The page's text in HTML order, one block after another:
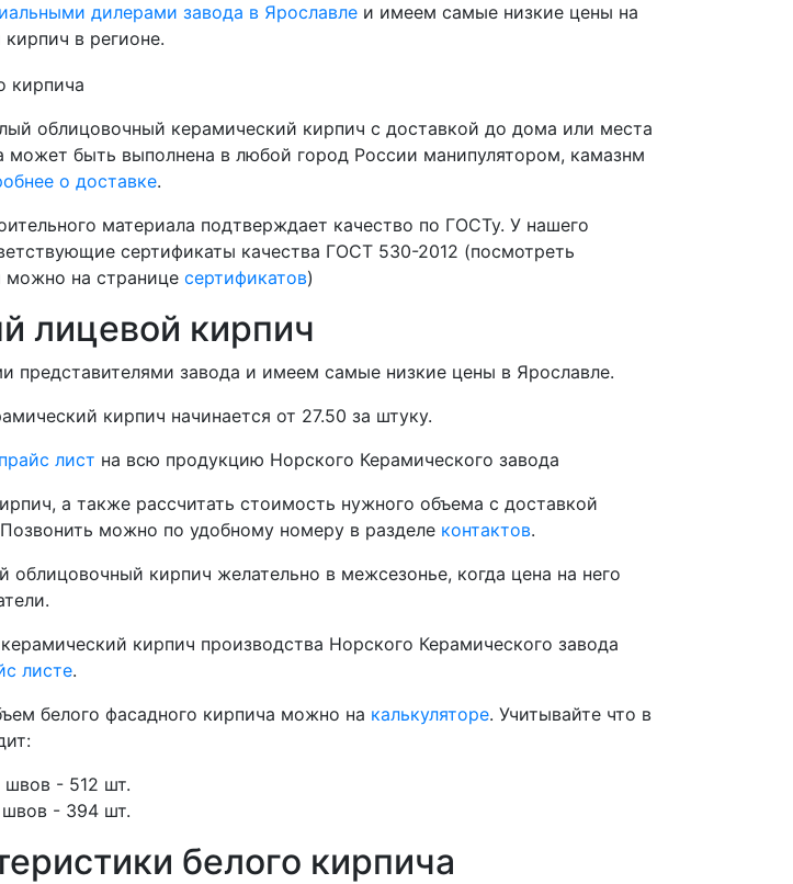
дилерами завода в Ярославле и имеем самые низкие цены на
в регионе.
облицовочный керамический кирпич с доставкой до дома или места
может быть выполнена в любой город России манипулятором, камазнм
о доставке.
материала подтверждает качество по ГОСТу. У нашего
сертификаты качества ГОСТ 530-2012 (посмотреть
можно на странице сертификатов)
лицевой кирпич
представителями завода и имеем самые низкие цены в Ярославле.
кирпич начинается от 27.50 за штуку.
лист на всю продукцию Норского Керамического завода
а также рассчитать стоимость нужного объема с доставкой
можно по удобному номеру в разделе контактов.
облицовочный кирпич желательно в межсезонье, когда цена на него
кирпич производства Норского Керамического завода
листе.
белого фасадного кирпича можно на калькуляторе. Учитывайте что в
швов - 512 шт.
- 394 шт.
белого кирпича